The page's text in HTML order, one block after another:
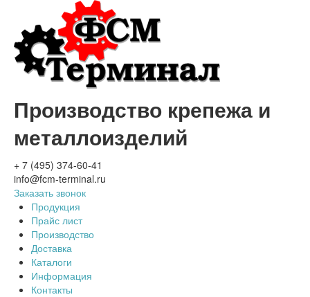
Производство крепежа и
металлоизделий
+ 7 (495) 374-60-41
info@fcm-terminal.ru
Заказать звонок
Продукция
Прайс лист
Производство
Доставка
Каталоги
Информация
Контакты